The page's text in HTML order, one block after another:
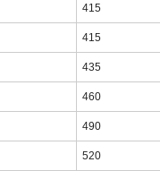
415
415
435
460
490
520